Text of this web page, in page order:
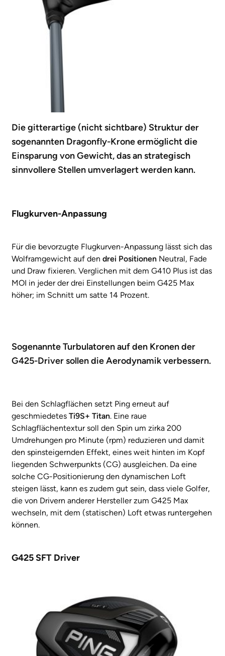
Die gitterartige (nicht sichtbare) Struktur der
sogenannten Dragonfly-Krone ermöglicht die
Einsparung von Gewicht, das an strategisch
sinnvollere Stellen umverlagert werden kann.
Flugkurven-Anpassung
Für die bevorzugte Flugkurven-Anpassung lässt sich das
Wolframgewicht auf den drei Positionen Neutral, Fade
und Draw fixieren. Verglichen mit dem G410 Plus ist das
MOI in jeder der drei Einstellungen beim G425 Max
höher; im Schnitt um satte 14 Prozent.
Sogenannte Turbulatoren auf den Kronen der
G425-Driver sollen die Aerodynamik verbessern.
Bei den Schlagflächen setzt Ping erneut auf
geschmiedetes Ti9S+ Titan. Eine raue
Schlagflächentextur soll den Spin um zirka 200
Umdrehungen pro Minute (rpm) reduzieren und damit
den spinsteigernden Effekt, eines weit hinten im Kopf
liegenden Schwerpunkts (CG) ausgleichen. Da eine
solche CG-Positionierung den dynamischen Loft
steigen lässt, kann es zudem gut sein, dass viele Golfer,
die von Drivern anderer Hersteller zum G425 Max
wechseln, mit dem (statischen) Loft etwas runtergehen
können.
G425 SFT Driver